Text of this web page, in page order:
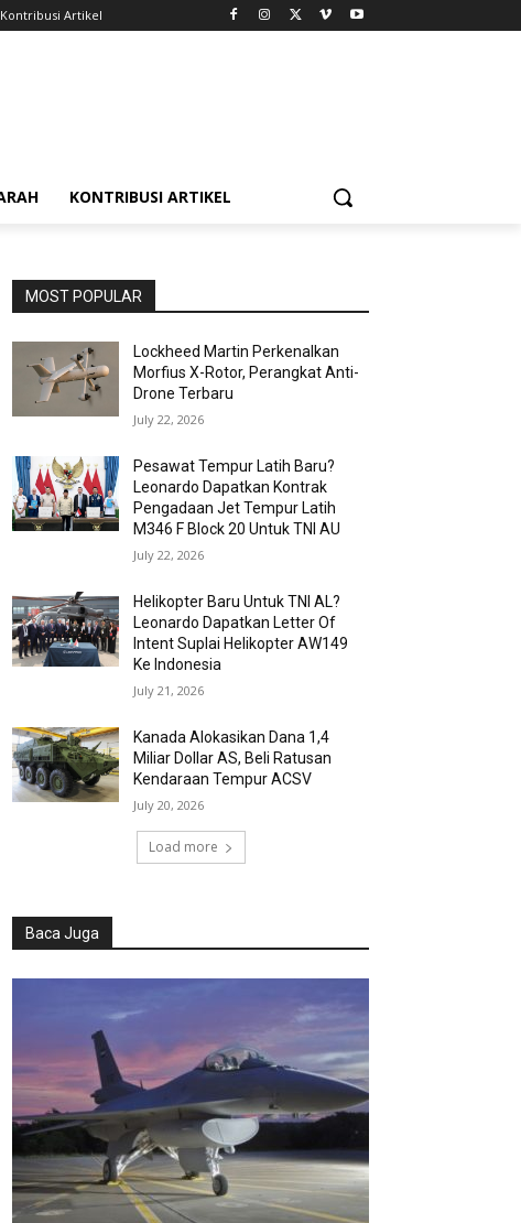
Kontribusi Artikel
KONTRIBUSI ARTIKEL
MOST POPULAR
Lockheed Martin Perkenalkan
Morfius X-Rotor, Perangkat Anti-
Drone Terbaru
July 22, 2026
Pesawat Tempur Latih Baru?
Leonardo Dapatkan Kontrak
Pengadaan Jet Tempur Latih
M346 F Block 20 Untuk TNI AU
July 22, 2026
Helikopter Baru Untuk TNI AL?
Leonardo Dapatkan Letter Of
Intent Suplai Helikopter AW149
Ke Indonesia
July 21, 2026
Kanada Alokasikan Dana 1,4
Miliar Dollar AS, Beli Ratusan
Kendaraan Tempur ACSV
July 20, 2026
Load more
Baca Juga